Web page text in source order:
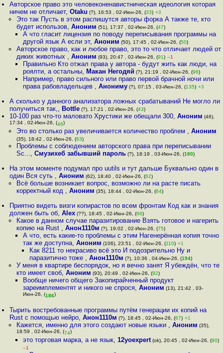
Авторское право это человеконенавистническая идеология которая
ничем не отличает,Otaku (?), 16:53 , 02-Июн-26, (33) +3
Это так Пусть в этом распишутся авторы форка А также те, кто
будет использов, Аноним (51), 17:37 , 02-Июн-26, (47)
А что гласит лицензия по поводу переписывания программы на
другой язык А если эт, Аноним (50), 17:45 , 02-Июн-26, (50)
Авторское право, как и любое право, это то что отличает людей от
диких животных , Аноним (93), 20:47 , 02-Июн-26, (91) –1
Правильно Кто отжал права у автора - будут жить как люди, на
роялти, а остальны, Макан Негодяй (?), 21:19 , 02-Июн-26, (96)
Например, право сильного или право первой брачной ночи или
права рабовладельцев , Анониму(?), 07:15 , 03-Июн-26, (135) +3
А сколько у данного анализатора ложных срабатываний Не могло ли
получиться так,, Bottle (?), 17:21 , 02-Июн-26, (43)
10-100 раз что-то маловато Хрустики же обещали 300,Аноним (46),
17:34 , 02-Июн-26, (46)
Это во столько раз увеличивается количество проблем , Аноним
(35), 18:42 , 02-Июн-26, (63)
Проблемы с соблюдением авторского права при переписывании
Sc..., Смузихеб забывший пароль(?), 18:19 , 03-Июн-26, (180)
На этом моменте подумал про uutils и тут дальше Буквально один в
один Вся суть ,Аноним (62), 18:40 , 02-Июн-26, (62)
Всё больше возникает вопрос, возможно ли на расте писать
корректный код , Аноним (35), 18:44 , 02-Июн-26, (64)
Приятно видеть визги копирастов по всем фронтам Код как и знания
должен быть об,Alex (??), 18:45 , 02-Июн-26, (66)
Какое в данном случае паразитирование Взять готовое и нагерить
копию на Rust , Анон1110м (?), 19:02 , 02-Июн-26, (75)
А что, есть какие-то проблемы с этим Нагенерённая копия точно
так же доступна, Аноним (106), 23:51 , 02-Июн-26, (110) +1
Как 8211 то некрасиво всё это И подозрительно Ну и
паразитично тоже ,Анон1110м (?), 10:36 , 04-Июн-26, (194)
У меня в квартире беспорядок, но я вечно занят Я убеждён, что те
кто имеет своб, Аноним (93), 20:49 , 02-Июн-26, (92)
Вообще ничего общего Закопирайченный продукт
зареимплементят и никого не спрося, Аноним (13), 21:42 , 03-
Июн-26, (186)
Тырить востребованные программы путём генерации их копий на
Rust с помощью нейро,Анон1110м (?), 18:45 , 02-Июн-26, (67) +1
Кажется, именно для этого создают новые языки , Аноним (35),
18:59 , 02-Июн-26, (74)
это торговая марка, а не язык, 12yoexpert(ok), 20:45 , 02-Июн-26, (90)
–1